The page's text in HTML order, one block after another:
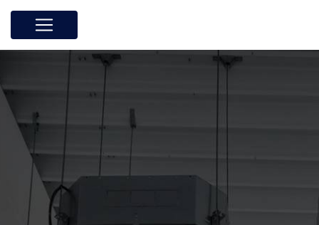
Panneau de gestion des cookies